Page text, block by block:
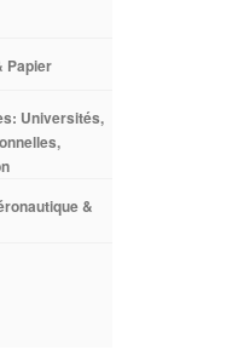
Papier
Universités,
&